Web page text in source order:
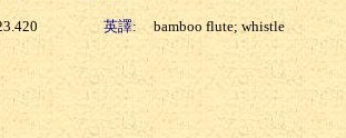
英譯: bamboo flute; whistle